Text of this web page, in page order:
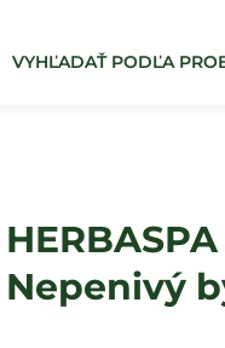
VYHĽADAŤ PODĽA
HERBASPA
Nepenivý